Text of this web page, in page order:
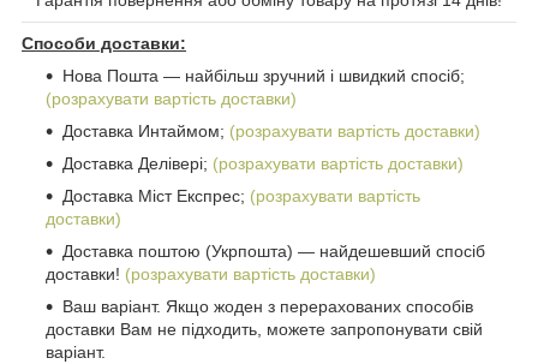
Способи доставки:
Нова Пошта ― найбільш зручний і швидкий спосіб;
(розрахувати вартість доставки)
Доставка Интаймом; (розрахувати вартість доставки)
Доставка Делівері; (розрахувати вартість доставки)
Доставка Міст Експрес; (розрахувати вартість
доставки)
Доставка поштою (Укрпошта) ― найдешевший спосіб
доставки! (розрахувати вартість доставки)
Ваш варіант. Якщо жоден з перерахованих способів
доставки Вам не підходить, можете запропонувати свій
варіант.